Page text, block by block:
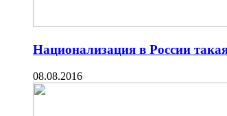
Национализация в России
08.08.2016